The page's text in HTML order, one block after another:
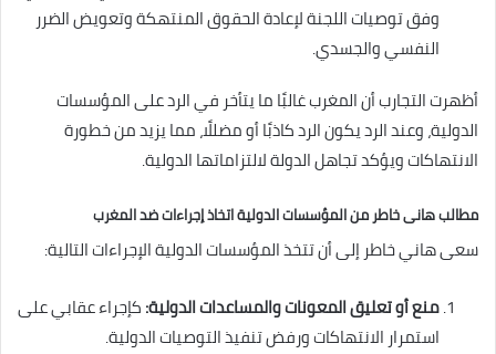
وفق توصيات اللجنة لإعادة الحقوق المنتهكة وتعويض الضرر
النفسي والجسدي.
أظهرت التجارب أن المغرب غالبًا ما يتأخر في الرد على المؤسسات
الدولية، وعند الرد يكون الرد كاذبًا أو مضللًا، مما يزيد من خطورة
الانتهاكات ويؤكد تجاهل الدولة لالتزاماتها الدولية.
مطالب هانى خاطر من المؤسسات الدولية اتخاذ إجراءات ضد المغرب
سعى هاني خاطر إلى أن تتخذ المؤسسات الدولية الإجراءات التالية:
منع أو تعليق المعونات والمساعدات الدولية:كإجراء عقابي على
استمرار الانتهاكات ورفض تنفيذ التوصيات الدولية.